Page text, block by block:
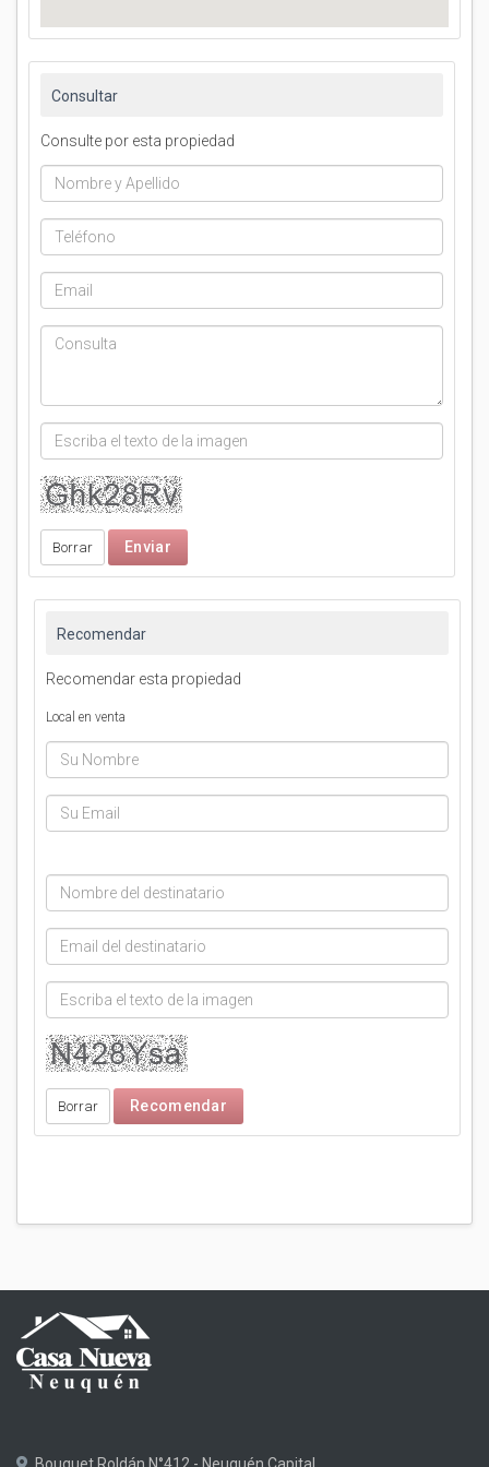
Consultar
Consulte por esta propiedad
Recomendar
Recomendar esta propiedad
Local en venta